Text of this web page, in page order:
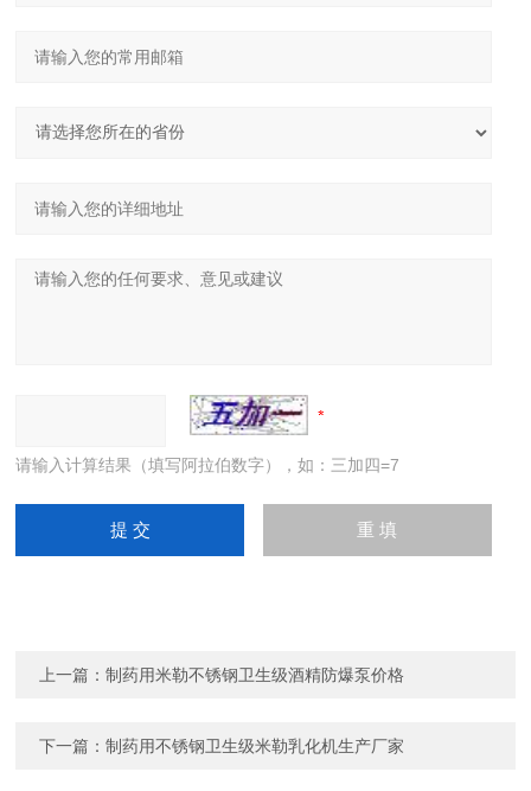
请输入计算结果（填写阿拉伯数字），如：三加四=7
上一篇：制药用米勒不锈钢卫生级酒精防爆泵价格
下一篇：制药用不锈钢卫生级米勒乳化机生产厂家